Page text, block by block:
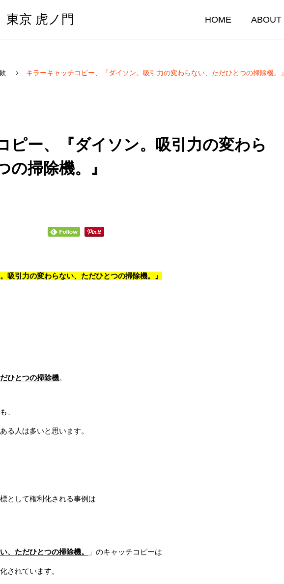
東京 虎ノ門 HOME ABOUT
キラーキャッチコピー、『ダイソン。吸引力の変わらない、ただひとつの掃除機。』
ピー、『ダイソン。吸引力の変わら
掃除機。』
吸引力の変わらない、ただひとつの掃除機。』
ひとつの掃除機。
、
る人は多いと思います。
として権利化される事例は
、ただひとつの掃除機。 」のキャッチコピーは
されています。